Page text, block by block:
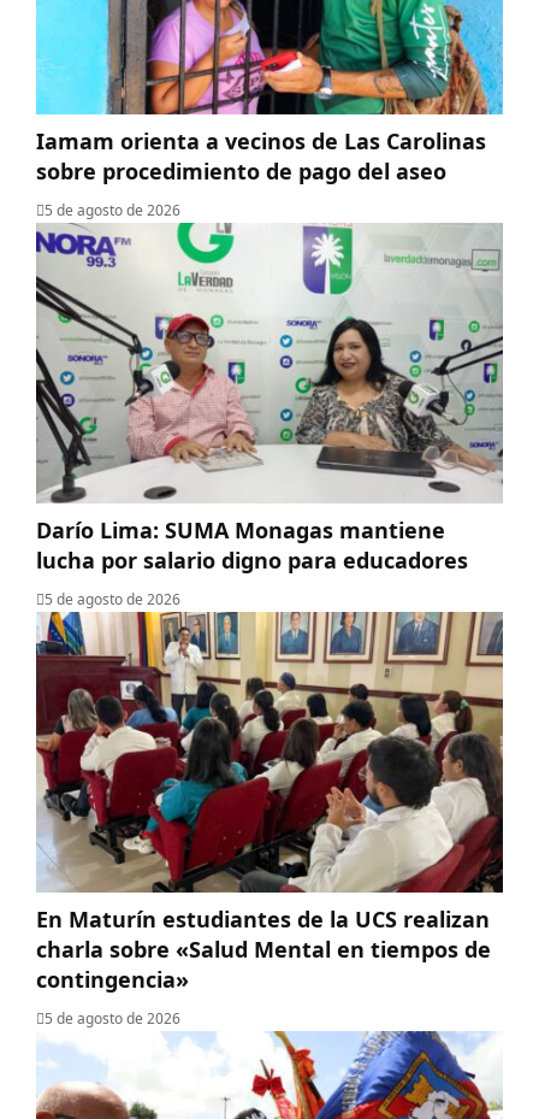
Iamam orienta a vecinos de Las Carolinas
sobre procedimiento de pago del aseo
5 de agosto de 2026
Darío Lima: SUMA Monagas mantiene
lucha por salario digno para educadores
5 de agosto de 2026
En Maturín estudiantes de la UCS realizan
charla sobre «Salud Mental en tiempos de
contingencia»
5 de agosto de 2026